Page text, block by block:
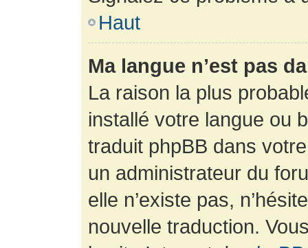
Haut
Ma langue n’est pas
La raison la plus
installé votre langue ou
traduit phpBB dans
un administrateur du
elle n’existe pas,
nouvelle traduction.